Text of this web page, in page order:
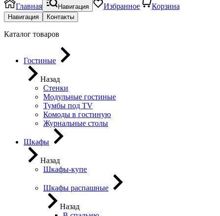
Главная Навигация Избранное Корзина
Навигация Контакты
Каталог товаров
Гостиные
Назад
Стенки
Модульные гостиные
Тумбы под ТV
Комоды в гостиную
Журнальные столы
Шкафы
Назад
Шкафы-купе
Шкафы распашные
Назад